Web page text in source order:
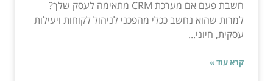
חשבת פעם אם מערכת CRM מתאימה לעסק שלך?
למרות שהוא נחשב ככלי מהפכני לניהול לקוחות ויעילות
עסקית, חיוני...
קרא עוד »